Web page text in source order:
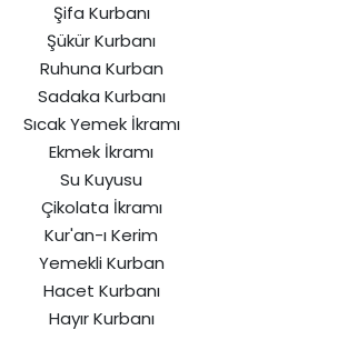
Şifa Kurbanı
Şükür Kurbanı
Ruhuna Kurban
Sadaka Kurbanı
Sıcak Yemek İkramı
Ekmek İkramı
Su Kuyusu
Çikolata İkramı
Kur'an-ı Kerim
Yemekli Kurban
Hacet Kurbanı
Hayır Kurbanı